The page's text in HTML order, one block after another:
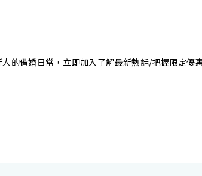
的備婚日常，立即加入了解最新熱話/把握限定優